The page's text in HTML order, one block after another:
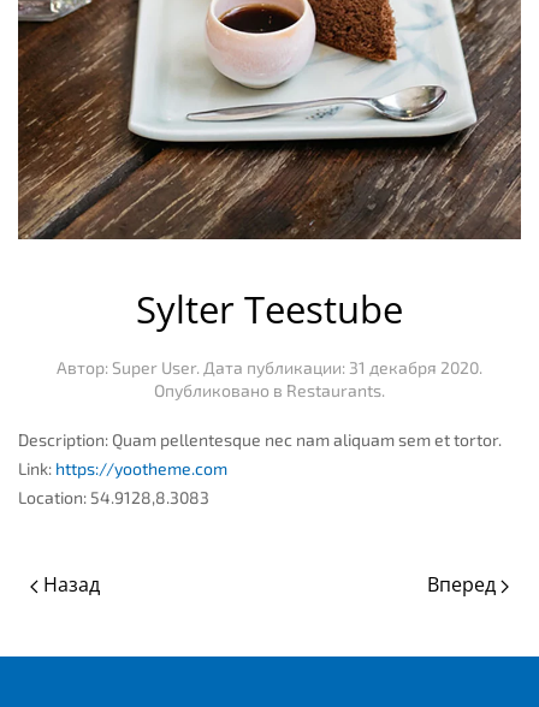
Sylter Teestube
Автор: Super User. Дата публикации: 31 декабря 2020.
Опубликовано в Restaurants.
Description: Quam pellentesque nec nam aliquam sem et tortor.
Link: https://yootheme.com
Location: 54.9128,8.3083
Назад Вперед